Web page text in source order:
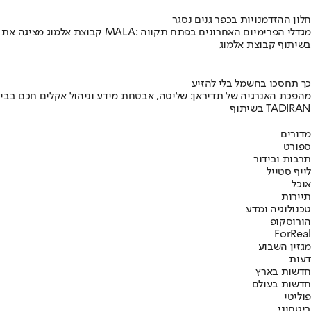
חלון ההזדמנויות בכפר גנים נסגר
קבוצת אלמוג מציגה את פרויקט MALA: מגדלי הפרימיום האחרונים בפתח תקווה
בשיתוף קבוצת אלמוג
כך תחסכו בחשמל בלי להזיע
מהפכת האנרגיה של תדיראן: שליטה, אבטחת מידע וניהול אקלים חכם
בשיתוף TADIRAN
מדורים
ספורט
תרבות ובידור
לייף סטייל
אוכל
תיירות
טכנולוגיה ומדע
הורוסקופ
ForReal
מגזין השבוע
דעות
חדשות בארץ
חדשות בעולם
פוליטי